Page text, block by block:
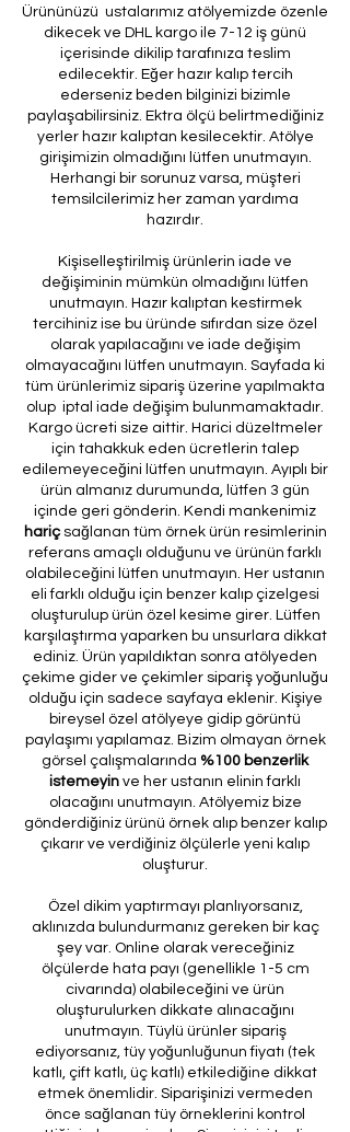
Ürününüzü ustalarımız atölyemizde özenle
dikecek ve DHL kargo ile 7-12 iş günü
içerisinde dikilip tarafınıza teslim
edilecektir. Eğer hazır kalıp tercih
ederseniz beden bilginizi bizimle
paylaşabilirsiniz. Ektra ölçü belirtmediğiniz
yerler hazır kalıptan kesilecektir. Atölye
girişimizin olmadığını lütfen unutmayın.
Herhangi bir sorunuz varsa, müşteri
temsilcilerimiz her zaman yardıma
hazırdır.
Kişiselleştirilmiş ürünlerin iade ve
değişiminin mümkün olmadığını lütfen
unutmayın. Hazır kalıptan kestirmek
tercihiniz ise bu üründe sıfırdan size özel
olarak yapılacağını ve iade değişim
olmayacağını lütfen unutmayın. Sayfada ki
tüm ürünlerimiz sipariş üzerine yapılmakta
olup iptal iade değişim bulunmamaktadır.
Kargo ücreti size aittir. Harici düzeltmeler
için tahakkuk eden ücretlerin talep
edilemeyeceğini lütfen unutmayın. Ayıplı bir
ürün almanız durumunda, lütfen 3 gün
içinde geri gönderin. Kendi mankenimiz
hariçsağlanan tüm örnek ürün resimlerinin
referans amaçlı olduğunu ve ürünün farklı
olabileceğini lütfen unutmayın. Her ustanın
eli farklı olduğu için benzer kalıp çizelgesi
oluşturulup ürün özel kesime girer. Lütfen
karşılaştırma yaparken bu unsurlara dikkat
ediniz. Ürün yapıldıktan sonra atölyeden
çekime gider ve çekimler sipariş yoğunluğu
olduğu için sadece sayfaya eklenir. Kişiye
bireysel özel atölyeye gidip görüntü
paylaşımı yapılamaz. Bizim olmayan örnek
görsel çalışmalarında %100 benzerlik
istemeyin ve her ustanın elinin farklı
olacağını unutmayın. Atölyemiz bize
gönderdiğiniz ürünü örnek alıp benzer kalıp
çıkarır ve verdiğiniz ölçülerle yeni kalıp
oluşturur.
Özel dikim yaptırmayı planlıyorsanız,
aklınızda bulundurmanız gereken bir kaç
şey var. Online olarak vereceğiniz
ölçülerde hata payı (genellikle 1-5 cm
civarında) olabileceğini ve ürün
oluşturulurken dikkate alınacağını
unutmayın. Tüylü ürünler sipariş
ediyorsanız, tüy yoğunluğunun fiyatı (tek
katlı, çift katlı, üç katlı) etkilediğine dikkat
etmek önemlidir. Siparişinizi vermeden
önce sağlanan tüy örneklerini kontrol